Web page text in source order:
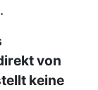
von
keine